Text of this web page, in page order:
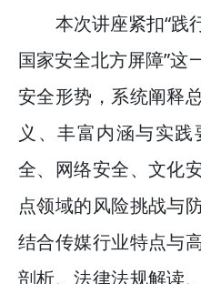
话
· 省教育厅举行树
观学习教育
· 我省举办第十一
导员素质能
· 深学经济思想 发
院党委
· 黑龙江省高校在
师教学创新
· 教育部2026年“
本次讲座紧扣“践
国家安全北方屏障”这
安全形势，系统阐释
义、丰富内涵与实
全、网络安全、文化
点领域的风险挑战与
结合传媒行业特点与
剖析、法律法规解读